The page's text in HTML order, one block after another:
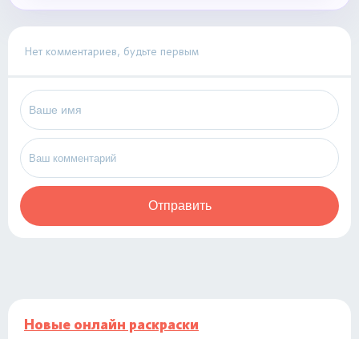
Нет комментариев, будьте первым
Отправить
Новые онлайн раскраски